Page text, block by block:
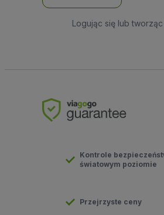
Logując się lub
Kontrole
światowym poziomie
Przejrzyste ceny